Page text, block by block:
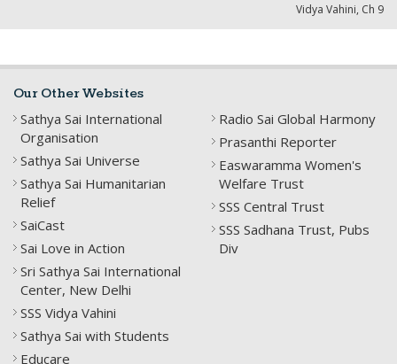
Vidya Vahini, Ch 9
Our Other Websites
Sathya Sai International
Organisation
Sathya Sai Universe
Sathya Sai Humanitarian
Relief
SaiCast
Sai Love in Action
Radio Sai Global Harmony
Prasanthi Reporter
Easwaramma Women's
Welfare Trust
SSS Central Trust
SSS Sadhana Trust, Pubs
Div
Sri Sathya Sai International
Center, New Delhi
SSS Vidya Vahini
Sathya Sai with Students
Educare